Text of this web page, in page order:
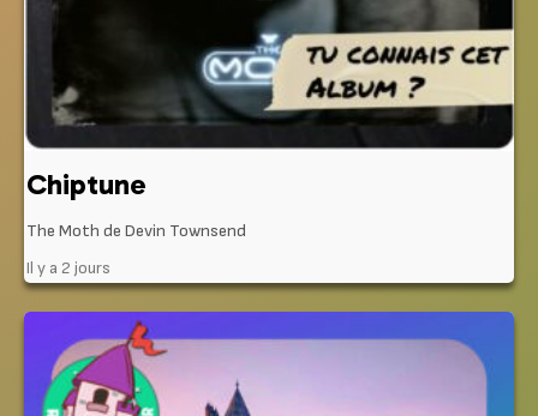
Chiptune
The Moth de Devin Townsend
Il y a 2 jours